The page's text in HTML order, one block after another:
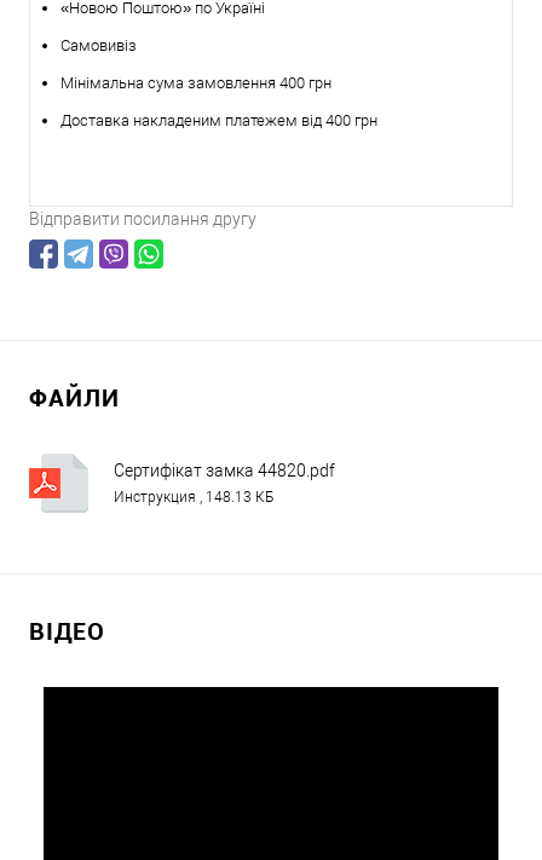
«Новою Поштою» по Україні
Самовивіз
Мінімальна сума замовлення 400 грн
Доставка накладеним платежем від 400 грн
Відправити посилання другу
ФАЙЛИ
Сертифікат замка 44820.pdf
Инструкция , 148.13 КБ
ВІДЕО